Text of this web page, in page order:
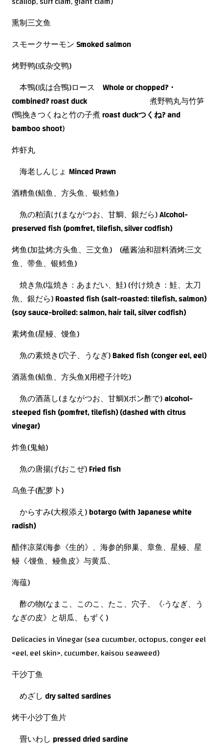
熏制三文鱼
スモークサーモン Smoked salmon
烤野鸭(或杂交鸭)
本鴨(或は合鴨)ロース Whole or chopped?・
combined?roast duck 煮野鸭丸与竹笋
(鴨挽きつくねと竹の子煮roast duckつくね?and
bamboo shoot)
炸虾丸
海老しんじょ Minced Prawn
酒糟鱼(鲳鱼、方头鱼、银鳕鱼)
魚の粕漬け(まながつお、甘鯛、銀だら)Alcohol-
preserved fish (pomfret, tilefish, silver codfish)
烤鱼(加盐烤:方头鱼、三文鱼) (蘸酱油和甜料酒烤:三文
鱼、带鱼、银鳕鱼)
焼き魚(塩焼き：あまだい、鮭) (付け焼き：鮭、太刀
魚、銀だら)Roasted fish (salt-roasted: tilefish, salmon)
(soy sauce-broiled: salmon, hair tail, silver codfish)
素烤鱼(星鳗、馒鱼)
魚の素焼き(穴子、うなぎ)Baked fish (conger eel, eel)
酒蒸鱼(鲳鱼、方头鱼)(用橙子汁吃)
魚の酒蒸し(まながつお、甘鯛)(ポン酢で)alcohol-
steeped fish (pomfret, tilefish) (dashed with citrus
vinegar)
炸鱼(鬼鲉)
魚の唐揚げ(おこぜ)Fried fish
乌鱼子(配萝卜)
からすみ(大根添え)botargo (with Japanese white
radish)
醋伴凉菜(海参《生的》、海参的卵巢、章鱼、星鳗、星
鳗《·馒鱼、鳗鱼皮》与黄瓜、
海蕴)
酢の物(なまこ、このこ、たこ、穴子、《·うなぎ、う
なぎの皮》と胡瓜、もずく)
Delicacies in Vinegar (sea cucumber, octopus, conger eel
<eel, eel skin>, cucumber, kaisou seaweed)
干沙丁鱼
めざし dry salted sardines
烤干小沙丁鱼片
畳いわし pressed dried sardine